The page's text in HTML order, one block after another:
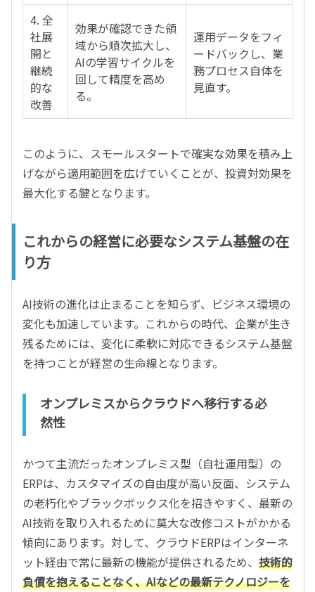
4. 全
社展
開と
継続
的な
改善
効果が確認できた領
域から順次拡大し、
AIの学習サイクルを
回して精度を高め
る。
運用データをフィ
ードバックし、業
務プロセス自体を
見直す。
このように、スモールスタートで確実な効果を積み上
げながら適用範囲を広げていくことが、投資対効果を
最大化する鍵となります。
これからの経営に必要なシステム基盤の在
り方
AI技術の進化は止まることを知らず、ビジネス環境の
変化も加速しています。これからの時代、企業が生き
残るためには、変化に柔軟に対応できるシステム基盤
を持つことが経営の生命線となります。
オンプレミスからクラウドへ移行する必
然性
かつて主流だったオンプレミス型（自社運用型）の
ERPは、カスタマイズの自由度が高い反面、システム
の老朽化やブラックボックス化を招きやすく、最新の
AI技術を取り入れるために莫大な改修コストがかかる
傾向にあります。対して、クラウドERPはインターネ
ット経由で常に最新の機能が提供されるため、 技術的
負債を抱えることなく、AIなどの最新テクノロジーを